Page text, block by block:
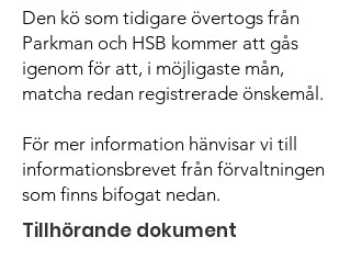
Den kö som tidigare övertogs från
Parkman och HSB kommer att gås
igenom för att, i möjligaste mån,
matcha redan registrerade önskemål.
För mer information hänvisar vi till
informationsbrevet från förvaltningen
som finns bifogat nedan.
Tillhörande dokument